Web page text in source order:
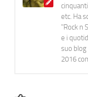
etc. Ha
"Rock n
e i
suo
2016